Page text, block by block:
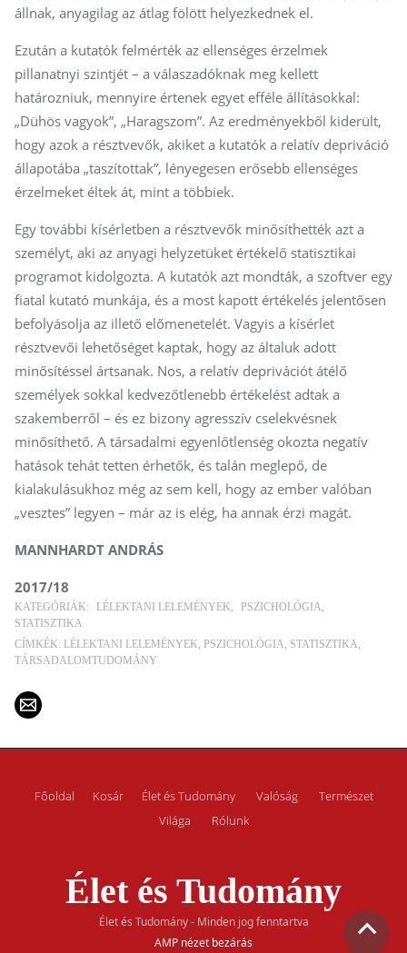
állnak, anyagilag az átlag fölött helyezkednek el.
Ezután a kutatók felmérték az ellenséges érzelmek
pillanatnyi szintjét – a válaszadóknak meg kellett
határozniuk, mennyire értenek egyet efféle állításokkal:
„Dühös vagyok”, „Haragszom”. Az eredményekből kiderült,
hogy azok a résztvevők, akiket a kutatók a relatív depriváció
állapotába „taszítottak”, lényegesen erősebb ellenséges
érzelmeket éltek át, mint a többiek.
Egy további kísérletben a résztvevők minősíthették azt a
személyt, aki az anyagi helyzetüket értékelő statisztikai
programot kidolgozta. A kutatók azt mondták, a szoftver egy
fiatal kutató munkája, és a most kapott értékelés jelentősen
befolyásolja az illető előmenetelét. Vagyis a kísérlet
résztvevői lehetőséget kaptak, hogy az általuk adott
minősítéssel ártsanak. Nos, a relatív deprivációt átélő
személyek sokkal kedvezőtlenebb értékelést adtak a
szakemberről – és ez bizony agresszív cselekvésnek
minősíthető. A társadalmi egyenlőtlenség okozta negatív
hatások tehát tetten érhetők, és talán meglepő, de
kialakulásukhoz még az sem kell, hogy az ember valóban
„vesztes” legyen – már az is elég, ha annak érzi magát.
MANNHARDT ANDRÁS
2017/18
KATEGÓRIÁK: LÉLEKTANI LELEMÉNYEK
PSZICHOLÓGIA
STATISZTIKA
CÍMKÉK: LÉLEKTANI LELEMÉNYEK PSZICHOLÓGIA STATISZTIKA
TÁRSADALOMTUDOMÁNY
Főoldal Kosár Élet és Tudomány Valóság
Természet
Világa
Rólunk
Élet és Tudomány
Élet és Tudomány - Minden jog fenntartva
AMP nézet bezárás